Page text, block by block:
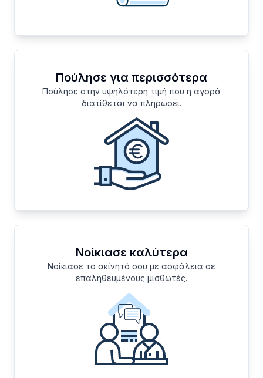
Πούλησε για περισσότερα
Πούλησε στην υψηλότερη τιμή που η αγορά
διατίθεται να πληρώσει.
Νοίκιασε καλύτερα
Νοίκιασε το ακίνητό σου με ασφάλεια σε
επαληθευμένους μισθωτές.